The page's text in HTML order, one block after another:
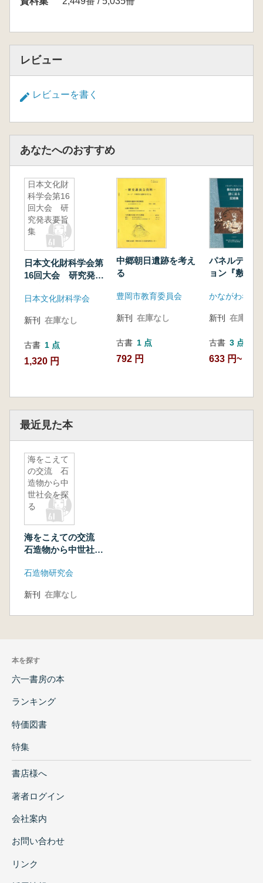
レビュー
レビューを書く
あなたへのおすすめ
日本文化財
科学会第16
回大会 研
究発表要旨
集
日本文化財科学会第
16回大会 研究発表
日本文化財科学会
新刊 在庫なし
古書 1 点
1,320 円
中郷朝日遺跡を考え
る
豊岡市教育委員会
新刊 在庫なし
古書 1 点
792 円
パネルディ
ョン『敷石
新刊 在庫なし
古書 3 点
633 円~
最近見た本
海をこえて
の交流 石
造物から中
世社会を探
る
海をこえての交流
石造物から中世社会
石造物研究会
新刊 在庫なし
本を探す
六一書房の本
ランキング
特価図書
特集
書店様へ
著者ログイン
会社案内
お問い合わせ
リンク